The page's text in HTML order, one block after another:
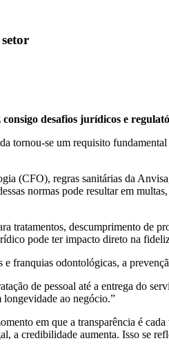
desafios jurídicos e
tornou-se um requisito
(CFO), regras sanitárias da
normas pode resultar em
tratamentos, descumprimento de
pode ter impacto direto na
franquias odontológicas, a
de pessoal até a entrega do
longevidade ao negócio.”
em que a transparência é
a credibilidade aumenta. Isso se